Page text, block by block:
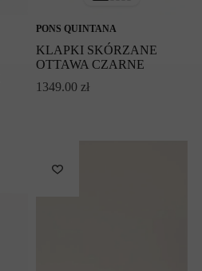
PONS QUINTANA
KLAPKI SKÓRZANE
OTTAWA CZARNE
1349.00 zł